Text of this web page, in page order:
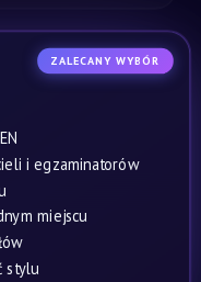
ZALECANY WYBÓR
i egzaminatorów
miejscu
stylu